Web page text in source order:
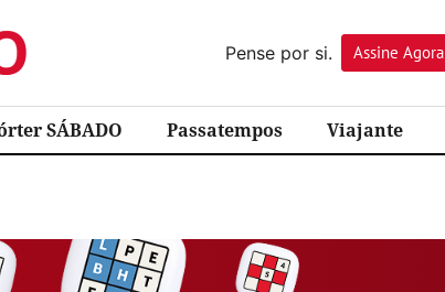
Pense por si.
Assine Agora
SÁBADO Passatempos Viajante